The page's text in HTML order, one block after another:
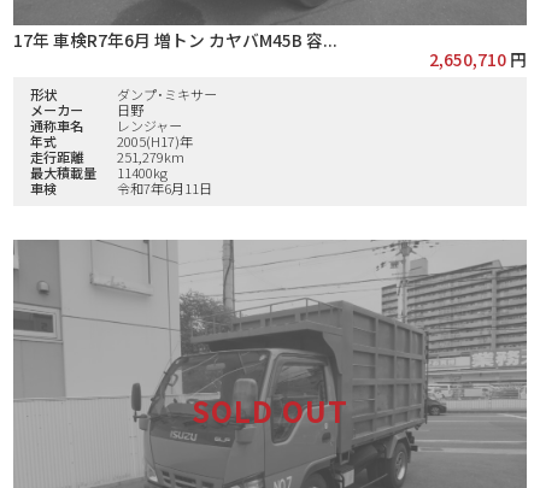
17年 車検R7年6月 増トン カヤバM45B 容...
2,650,710円
形状
ダンプ･ミキサー
メーカー
日野
通称車名
レンジャー
年式
2005(H17)年
走行距離
251,279km
最大積載量
11400kg
車検
令和7年6月11日